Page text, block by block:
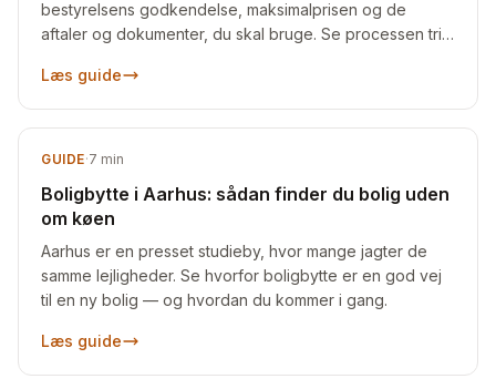
bestyrelsens godkendelse, maksimalprisen og de
aftaler og dokumenter, du skal bruge. Se processen trin
Læs guide
GUIDE·7 min
Boligbytte i Aarhus: sådan finder du bolig uden
om køen
Aarhus er en presset studieby, hvor mange jagter de
samme lejligheder. Se hvorfor boligbytte er en god vej
til en ny bolig — og hvordan du kommer i gang.
Læs guide